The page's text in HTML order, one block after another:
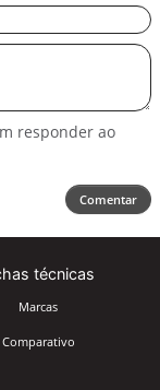
responder ao
Comentar
técnicas
Marcas
Comparativo